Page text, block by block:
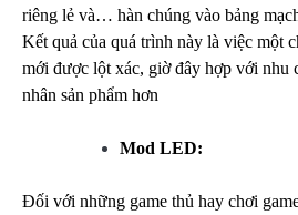
riêng lẻ và… hàn chúng vào bảng
Kết quả của quá trình này là việc một
mới được lột xác, giờ đây hợp với nhu
nhân sản phẩm hơn
Mod LED:
Đối với những game thủ hay chơi